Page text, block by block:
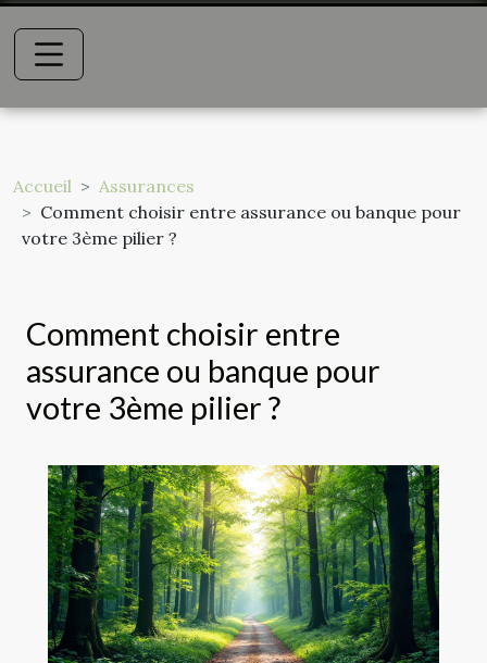
Accueil
Assurances
Comment choisir entre assurance ou banque pour
votre 3ème pilier ?
Comment choisir entre
assurance ou banque pour
votre 3ème pilier ?